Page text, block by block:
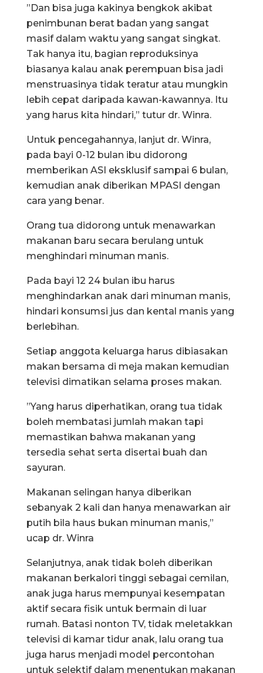
”Dan bisa juga kakinya bengkok akibat
penimbunan berat badan yang sangat
masif dalam waktu yang sangat singkat.
Tak hanya itu, bagian reproduksinya
biasanya kalau anak perempuan bisa jadi
menstruasinya tidak teratur atau mungkin
lebih cepat daripada kawan-kawannya. Itu
yang harus kita hindari,” tutur dr. Winra.
Untuk pencegahannya, lanjut dr. Winra,
pada bayi 0-12 bulan ibu didorong
memberikan ASI eksklusif sampai 6 bulan,
kemudian anak diberikan MPASI dengan
cara yang benar.
Orang tua didorong untuk menawarkan
makanan baru secara berulang untuk
menghindari minuman manis.
Pada bayi 12 24 bulan ibu harus
menghindarkan anak dari minuman manis,
hindari konsumsi jus dan kental manis yang
berlebihan.
Setiap anggota keluarga harus dibiasakan
makan bersama di meja makan kemudian
televisi dimatikan selama proses makan.
”Yang harus diperhatikan, orang tua tidak
boleh membatasi jumlah makan tapi
memastikan bahwa makanan yang
tersedia sehat serta disertai buah dan
sayuran.
Makanan selingan hanya diberikan
sebanyak 2 kali dan hanya menawarkan air
putih bila haus bukan minuman manis,”
ucap dr. Winra
Selanjutnya, anak tidak boleh diberikan
makanan berkalori tinggi sebagai cemilan,
anak juga harus mempunyai kesempatan
aktif secara fisik untuk bermain di luar
rumah. Batasi nonton TV, tidak meletakkan
televisi di kamar tidur anak, lalu orang tua
juga harus menjadi model percontohan
untuk selektif dalam menentukan makanan